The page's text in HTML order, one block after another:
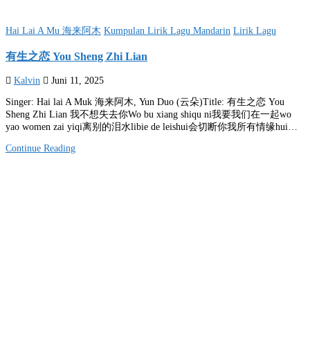
Posted
Hai Lai A Mu 海来阿木 Kumpulan Lirik Lagu Mandarin Lirik Lagu
有生之恋 You Sheng Zhi Lian
Kalvin Juni 11, 2025
Singer: Hai lai A Muk 海来阿木, Yun Duo (云朵)Title: 有生之恋 You
Sheng Zhi Lian 我不想失去你Wo bu xiang shiqu ni我要我们在一起wo
yao women zai yiqi离别的泪水libie de leishui会切断你我所有情缘hui…
Continue Reading